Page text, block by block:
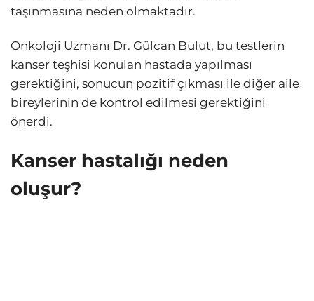
taşınmasına neden olmaktadır.
Onkoloji Uzmanı Dr. Gülcan Bulut, bu testlerin
kanser teşhisi konulan hastada yapılması
gerektiğini, sonucun pozitif çıkması ile diğer aile
bireylerinin de kontrol edilmesi gerektiğini
önerdi.
Kanser hastalığı neden
oluşur?